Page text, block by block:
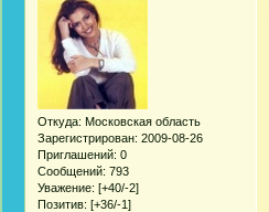
Откуда: Московская область
Зарегистрирован: 2009-08-26
Приглашений: 0
Сообщений: 793
Уважение: [+40/-2]
Позитив: [+36/-1]